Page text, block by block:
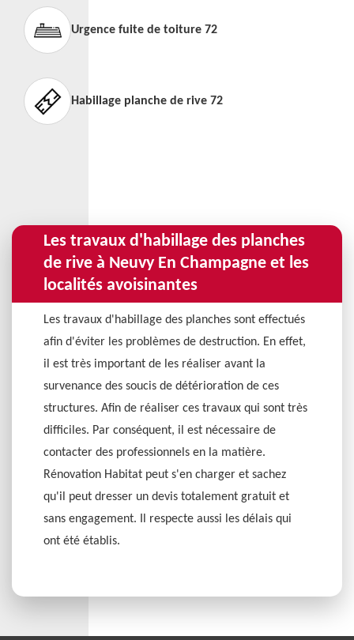
Urgence fuite de toiture 72
Habillage planche de rive 72
Les travaux d'habillage des planches
de rive à Neuvy En Champagne et les
localités avoisinantes
Les travaux d'habillage des planches sont effectués
afin d'éviter les problèmes de destruction. En effet,
il est très important de les réaliser avant la
survenance des soucis de détérioration de ces
structures. Afin de réaliser ces travaux qui sont très
difficiles. Par conséquent, il est nécessaire de
contacter des professionnels en la matière.
Rénovation Habitat peut s'en charger et sachez
qu'il peut dresser un devis totalement gratuit et
sans engagement. Il respecte aussi les délais qui
ont été établis.